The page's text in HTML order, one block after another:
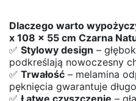
Dlaczego warto
x 108 x 55 cm Czarna
✅ Stylowy design –
podkreślają nowoczesny
✅ Trwałość – melamina
pęknięcia gwarantuje
✅ Łatwe czyszczenie –